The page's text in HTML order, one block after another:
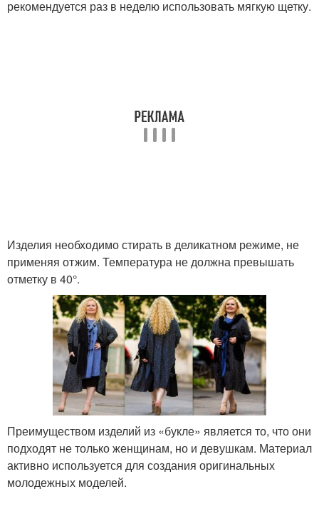
рекомендуется раз в неделю использовать мягкую щетку.
Изделия необходимо стирать в деликатном режиме, не
применяя отжим. Температура не должна превышать
отметку в 40°.
Преимуществом изделий из «букле» является то, что они
подходят не только женщинам, но и девушкам. Материал
активно используется для создания оригинальных
молодежных моделей.